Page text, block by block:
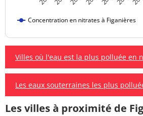
Concentration en nitrates à Figanières
Villes où l'eau est la plus polluée en
Les eaux souterraines les plus
Les villes à proximité de